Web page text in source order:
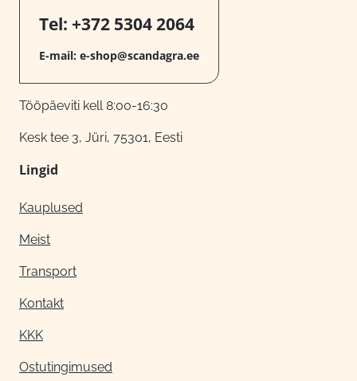
Tel: +372 5304 2064
E-mail: e-shop@scandagra.ee
Tööpäeviti kell 8:00-16:30
Kesk tee 3, Jüri, 75301, Eesti
Lingid
Kauplused
Meist
Transport
Kontakt
KKK
Ostutingimused